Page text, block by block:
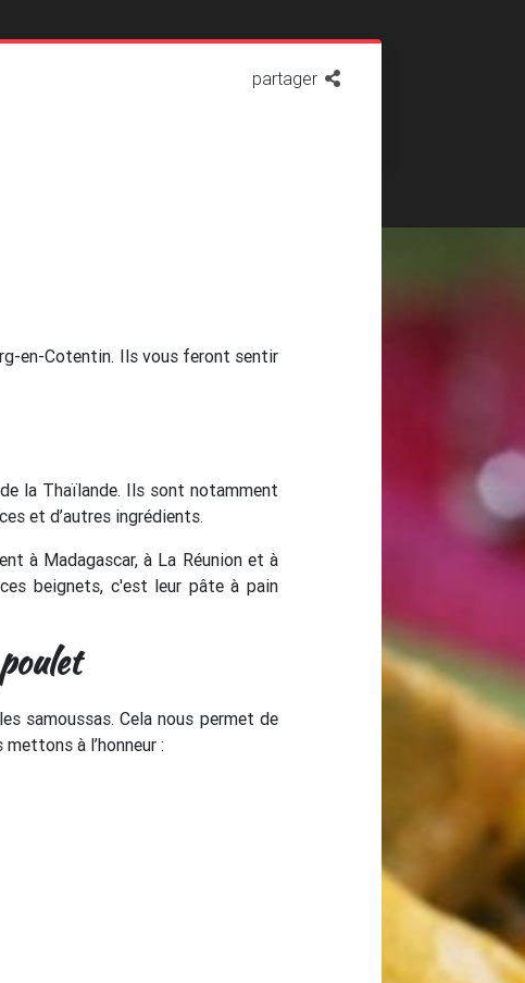
partager
en-Cotentin. Ils vous feront sentir
la Thaïlande. Ils sont notamment
et d’autres ingrédients.
à Madagascar, à La Réunion et à
beignets, c'est leur pâte à pain
samoussas. Cela nous permet de
à l’honneur :